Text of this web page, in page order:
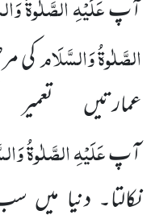
آپ
الصَّلٰوۃُ وَالسَّلَامکی
عمارتیں
آپعَلَیْہِالصَّلٰوۃُ
نکالتا۔ دنیا